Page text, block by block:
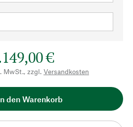
€
MwSt., zzgl. Versandkosten
den Warenkorb